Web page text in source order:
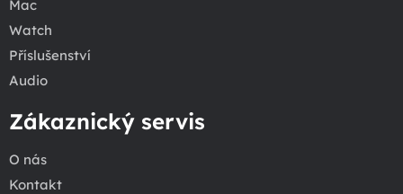
Mac
Watch
Příslušenství
Audio
Zákaznický servis
O nás
Kontakt